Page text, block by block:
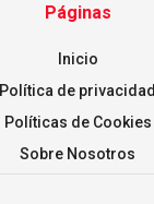
Páginas
Inicio
Política de privacidad
Políticas de Cookies
Sobre Nosotros